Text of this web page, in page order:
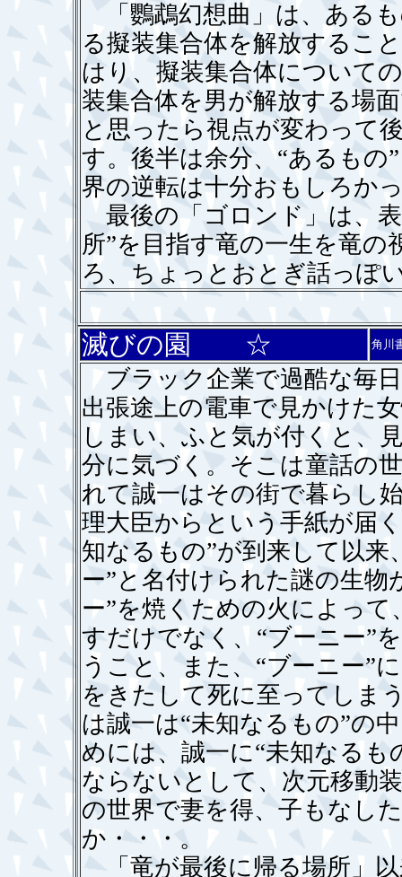
「鸚鵡幻想曲」は、ある
る擬装集合体を解放するこ
はり、擬装集合体について
装集合体を男が解放する場
と思ったら視点が変わって
す。後半は余分、“あるもの
界の逆転は十分おもしろか
最後の「ゴロンド」は、
所”を目指す竜の一生を竜
ろ、ちょっとおとぎ話っぽ
滅びの園 ☆ 角川
ブラック企業で過酷な毎
出張途上の電車で見かけた
しまい、ふと気が付くと、
分に気づく。そこは童話の
れて誠一はその街で暮らし
理大臣からという手紙が届
知なるもの”が到来して以来
ー”と名付けられた謎の生
ー”を焼くための火によっ
すだけでなく、“ブーニー”
うこと、また、“ブーニー”
をきたして死に至ってしま
は誠一は“未知なるもの”の
めには、誠一に“未知なる
ならないとして、次元移動
の世界で妻を得、子もなし
か・・・。
「竜が最後に帰る場所」